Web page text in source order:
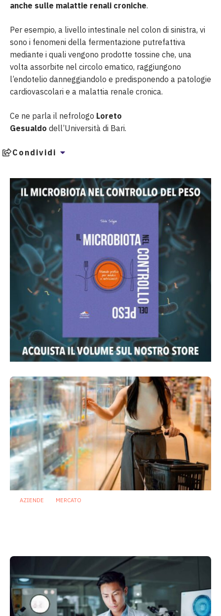
anche sulle malattie renali croniche.
Per esempio, a livello intestinale nel colon di sinistra, vi
sono i fenomeni della fermentazione putrefattiva
mediante i quali vengono prodotte tossine che, una
volta assorbite nel circolo ematico, raggiungono
l’endotelio danneggiandolo e predisponendo a patologie
cardiovascolari e a malattia renale cronica.
Ce ne parla il nefrologo Loreto
Gesualdo dell’Università di Bari.
Condividi
AZIENDE MERCATO